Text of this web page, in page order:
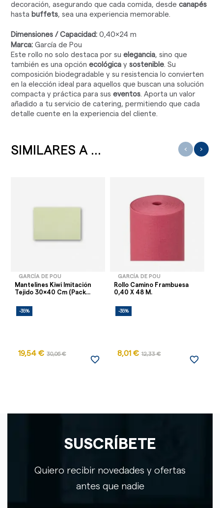
decoración, asegurando que cada comida, desdecanapés
hasta buffets, sea una experiencia memorable.
Dimensiones / Capacidad: 0,40x24 m
Marca: García de Pou
Este rollo no solo destaca por suelegancia, sino que
también es una opciónecológica ysostenible. Su
composición biodegradable y su resistencia lo convierten
en la elección ideal para aquellos que buscan una solución
compacta y práctica para suseventos. Aporta un valor
añadido a tu servicio de catering, permitiendo que cada
detalle cuente en la experiencia del cliente.
SIMILARES A ...
GARCÍA DE POU
Mantelines Kiwi Imitación
Tejido 30x40 Cm (Pack...
-35%
19,54 € 30,06 €
favorite_border
GARCÍA DE POU
Rollo Camino Frambuesa
0,40 X 48 M.
-35%
8,01 € 12,33 €
favorite_border
‹ ›
SUSCRÍBETE
Quiero recibir novedades y ofertas
antes que nadie